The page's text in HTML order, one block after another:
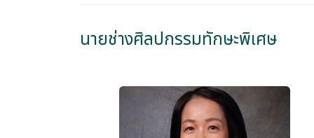
นายช่างศิลปกรรมทักษะพิเศษ